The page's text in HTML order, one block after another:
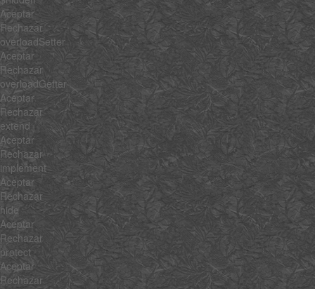
Aceptar
Rechazar
overloadSetter
Aceptar
Rechazar
overloadGetter
Aceptar
Rechazar
extend
Aceptar
Rechazar
implement
Aceptar
Rechazar
hide
Aceptar
Rechazar
protect
Aceptar
Rechazar